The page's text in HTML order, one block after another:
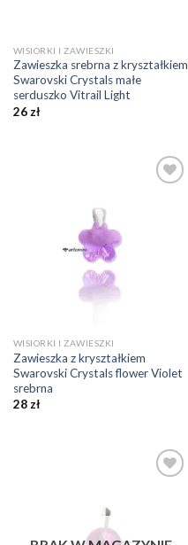
WISIORKI I ZAWIESZKI
Zawieszka srebrna z kryształkiem
Swarovski Crystals małe
serduszko Vitrail Light
26 zł
WISIORKI I ZAWIESZKI
Zawieszka z kryształkiem
Swarovski Crystals flower Violet
srebrna
28zł